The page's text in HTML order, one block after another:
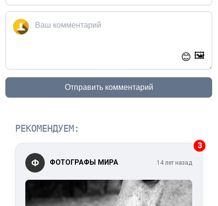
😊 🖼️
Отправить комментарий
РЕКОМЕНДУЕМ:
3
Ф ФОТОГРАФЫ МИРА 14 лет назад